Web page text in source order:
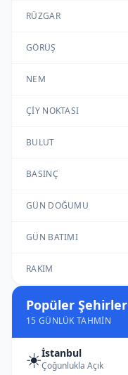
RÜZGAR
GÖRÜŞ
NEM
ÇIY NOKTASI
BULUT
BASINÇ
GÜN DOĞUMU
GÜN BATIMI
RAKIM
Popüler Şehirler
15 GÜNLÜK TAHMIN
☀️İstanbul
Çoğunlukla Açık